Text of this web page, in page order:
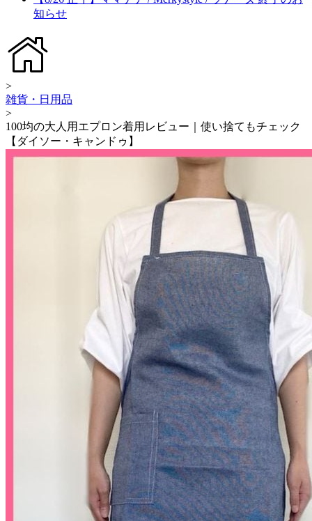
知らせ
>
雑貨・日用品
>
100均の大人用エプロン着用レビュー｜使い捨てもチェック
【ダイソー・キャンドゥ】